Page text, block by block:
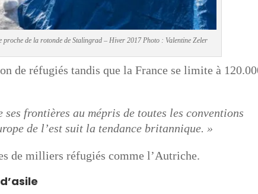
proche de la rotonde de Stalingrad – Hiver 2017 Photo : Valentine Zeler
de réfugiés tandis que la France se limite à
frontières au mépris de toutes les conventions
de l’est suit la tendance britannique. »
de milliers réfugiés comme l’Autriche.